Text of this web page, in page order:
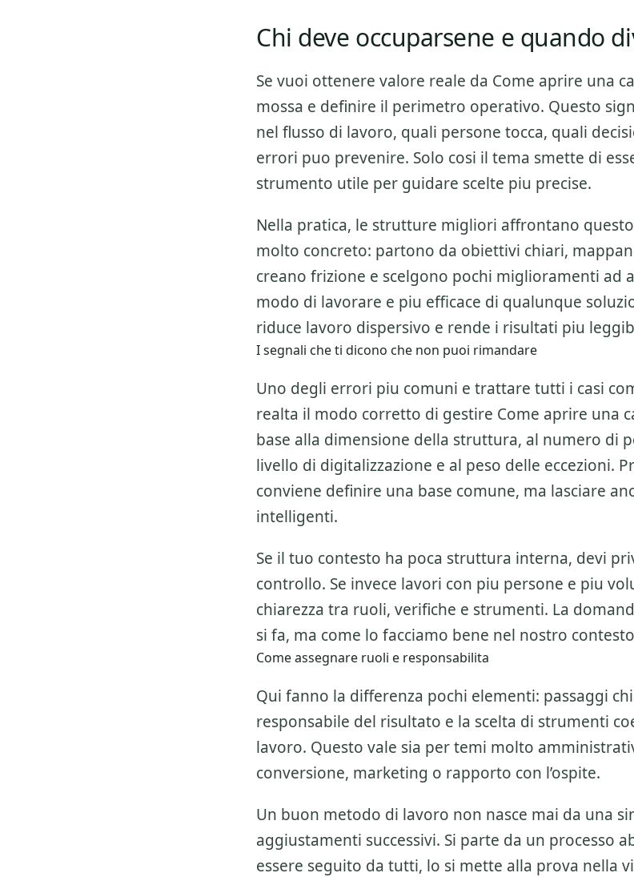
Chi deve occuparsene e quando
Se vuoi ottenere valore reale da Come aprire una
mossa e definire il perimetro operativo. Questo
nel flusso di lavoro, quali persone tocca, quali
errori puo prevenire. Solo cosi il tema smette di
strumento utile per guidare scelte piu precise.
Nella pratica, le strutture migliori affrontano
molto concreto: partono da obiettivi chiari,
creano frizione e scelgono pochi miglioramenti ad
modo di lavorare e piu efficace di qualunque
riduce lavoro dispersivo e rende i risultati piu
I segnali che ti dicono che non puoi rimandare
Uno degli errori piu comuni e trattare tutti i casi
realta il modo corretto di gestire Come aprire una
base alla dimensione della struttura, al numero di
livello di digitalizzazione e al peso delle eccezioni.
conviene definire una base comune, ma lasciare
intelligenti.
Se il tuo contesto ha poca struttura interna, devi
controllo. Se invece lavori con piu persone e piu
chiarezza tra ruoli, verifiche e strumenti. La
si fa, ma come lo facciamo bene nel nostro
Come assegnare ruoli e responsabilita
Qui fanno la differenza pochi elementi: passaggi
responsabile del risultato e la scelta di strumenti
lavoro. Questo vale sia per temi molto
conversione, marketing o rapporto con l’ospite.
Un buon metodo di lavoro non nasce mai da una
aggiustamenti successivi. Si parte da un processo
essere seguito da tutti, lo si mette alla prova nella